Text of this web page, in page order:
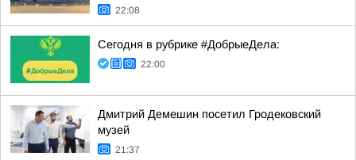
22:08
Сегодня в рубрике #ДобрыеДела:
22:00
Дмитрий Демешин посетил Гродековский
музей
21:37